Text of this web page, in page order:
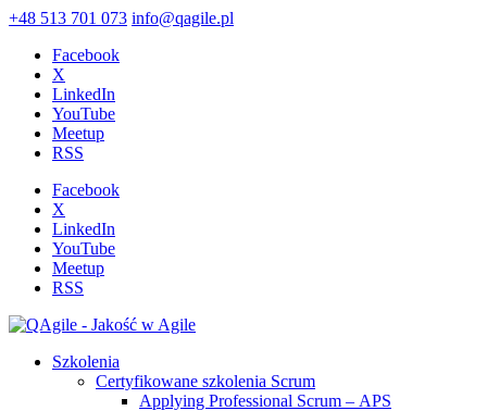
+48 513 701 073 info@qagile.pl
Facebook
X
LinkedIn
YouTube
Meetup
RSS
Facebook
X
LinkedIn
YouTube
Meetup
RSS
Szkolenia
Certyfikowane szkolenia Scrum
Applying Professional Scrum – APS